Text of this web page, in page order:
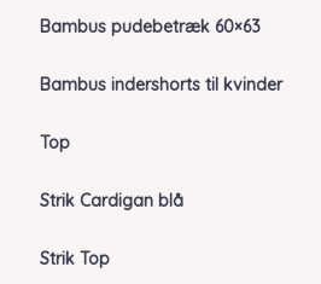
Bambus pudebetræk 60×63
Bambus indershorts til kvinder
Top
Strik Cardigan blå
Strik Top